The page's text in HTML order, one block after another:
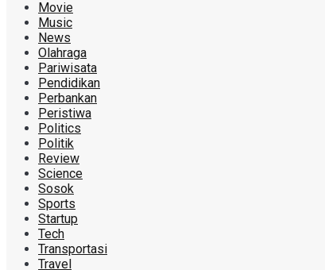
Movie
Music
News
Olahraga
Pariwisata
Pendidikan
Perbankan
Peristiwa
Politics
Politik
Review
Science
Sosok
Sports
Startup
Tech
Transportasi
Travel